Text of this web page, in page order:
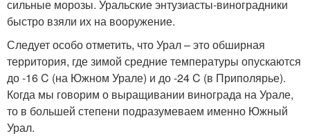
сильные морозы. Уральские энтузиасты-виноградники
быстро взяли их на вооружение.
Следует особо отметить, что Урал – это обширная
территория, где зимой средние температуры опускаются
до -16 C (на Южном Урале) и до -24 C (в Приполярье).
Когда мы говорим о выращивании винограда на Урале,
то в большей степени подразумеваем именно Южный
Урал.